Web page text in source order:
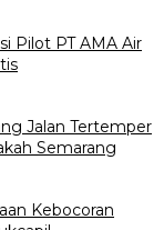
Pilot PT AMA Air
Jalan Tertemper
Semarang
Kebocoran